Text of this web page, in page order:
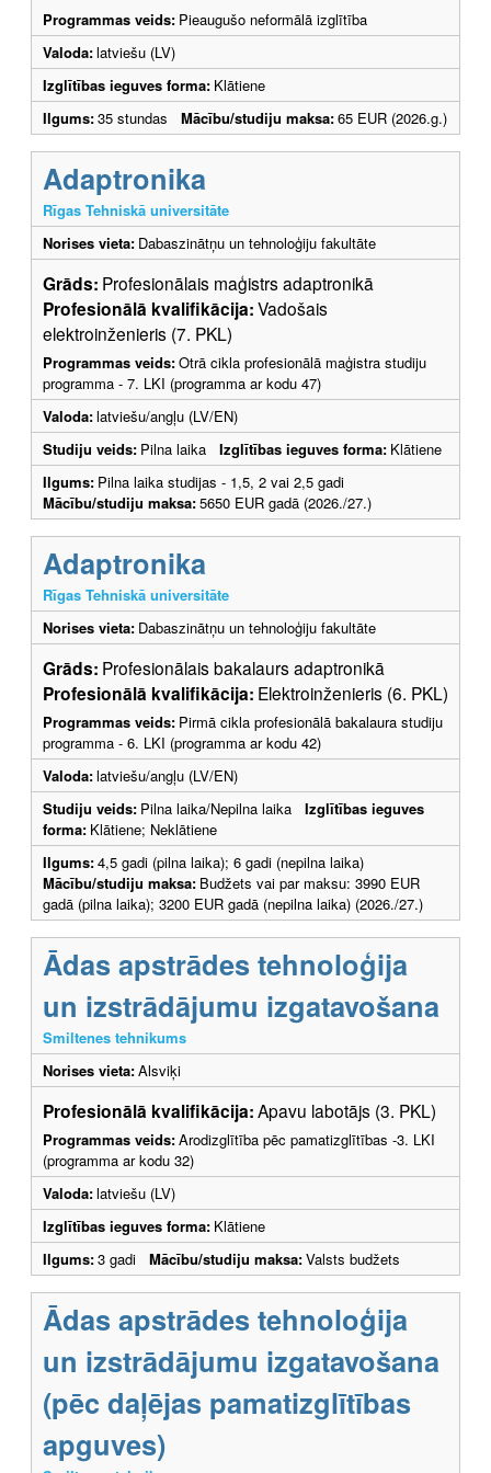
Programmas veids: Pieaugušo neformālā izglītība
Valoda:latviešu (LV)
Izglītības ieguves forma: Klātiene
Ilgums:35 stundas Mācību/studiju maksa:65 EUR (2026.g.)
Adaptronika
Rīgas Tehniskā universitāte
Norises vieta: Dabaszinātņu un tehnoloģiju fakultāte
Grāds: Profesionālais maģistrs adaptronikā
Profesionālā kvalifikācija:Vadošais
elektroinženieris (7. PKL)
Programmas veids:Otrā cikla profesionālā maģistra studiju
programma - 7. LKI (programma ar kodu 47)
Valoda:latviešu/angļu (LV/EN)
Studiju veids: Pilna laika Izglītības ieguves forma: Klātiene
Ilgums: Pilna laika studijas - 1,5, 2 vai 2,5 gadi
Mācību/studiju maksa:5650 EUR gadā (2026./27.)
Adaptronika
Rīgas Tehniskā universitāte
Norises vieta: Dabaszinātņu un tehnoloģiju fakultāte
Grāds: Profesionālais bakalaurs adaptronikā
Profesionālā kvalifikācija: Elektroinženieris (6. PKL)
Programmas veids: Pirmā cikla profesionālā bakalaura studiju
programma - 6. LKI (programma ar kodu 42)
Valoda:latviešu/angļu (LV/EN)
Studiju veids: Pilna laika/Nepilna laika Izglītības ieguves
forma: Klātiene; Neklātiene
Ilgums:4,5 gadi (pilna laika); 6 gadi (nepilna laika)
Mācību/studiju maksa: Budžets vai par maksu: 3990 EUR
gadā (pilna laika); 3200 EUR gadā (nepilna laika) (2026./27.)
Ādas apstrādes tehnoloģija
un izstrādājumu izgatavošana
Smiltenes tehnikums
Norises vieta:Alsviķi
Profesionālā kvalifikācija:Apavu labotājs (3. PKL)
Programmas veids:Arodizglītība pēc pamatizglītības -3. LKI
(programma ar kodu 32)
Valoda:latviešu (LV)
Izglītības ieguves forma: Klātiene
Ilgums:3 gadi Mācību/studiju maksa:Valsts budžets
Ādas apstrādes tehnoloģija
un izstrādājumu izgatavošana
(pēc daļējas pamatizglītības
apguves)